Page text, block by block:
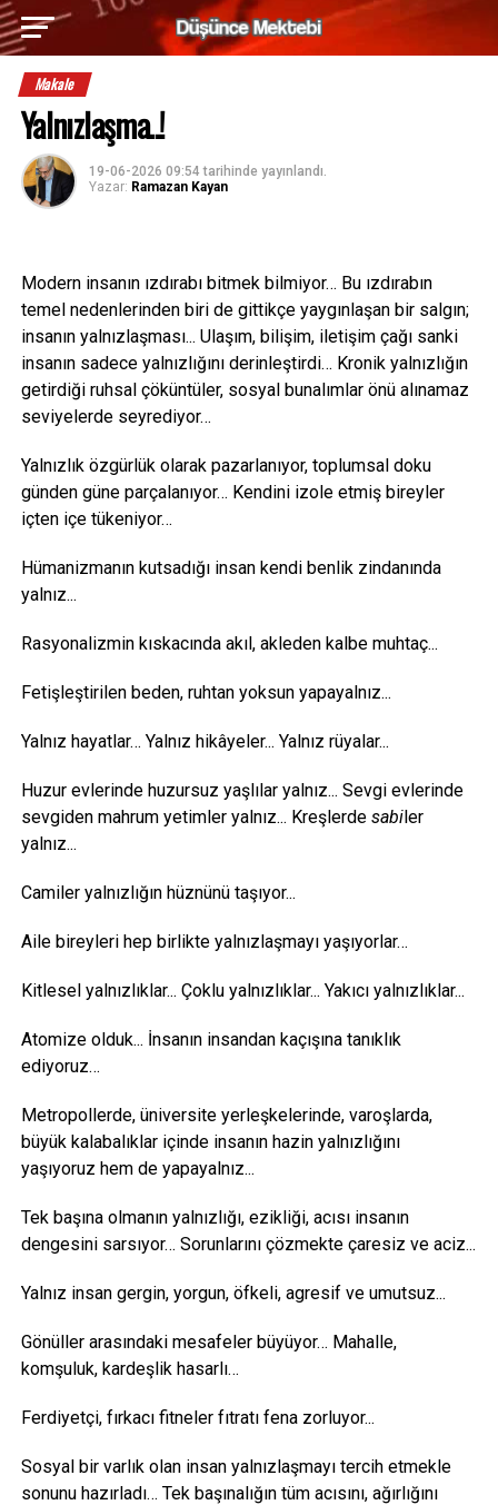
Makale
Yalnızlaşma..!
19-06-2026 09:54 tarihinde yayınlandı.
Yazar: Ramazan Kayan
Modern insanın ızdırabı bitmek bilmiyor… Bu ızdırabın
temel nedenlerinden biri de gittikçe yaygınlaşan bir salgın;
insanın yalnızlaşması... Ulaşım, bilişim, iletişim çağı sanki
insanın sadece yalnızlığını derinleştirdi… Kronik yalnızlığın
getirdiği ruhsal çöküntüler, sosyal bunalımlar önü alınamaz
seviyelerde seyrediyor…
Yalnızlık özgürlük olarak pazarlanıyor, toplumsal doku
günden güne parçalanıyor… Kendini izole etmiş bireyler
içten içe tükeniyor…
Hümanizmanın kutsadığı insan kendi benlik zindanında
yalnız...
Rasyonalizmin kıskacında akıl, akleden kalbe muhtaç...
Fetişleştirilen beden, ruhtan yoksun yapayalnız...
Yalnız hayatlar… Yalnız hikâyeler... Yalnız rüyalar...
Huzur evlerinde huzursuz yaşlılar yalnız... Sevgi evlerinde
sevgiden mahrum yetimler yalnız... Kreşlerde sabiler
yalnız...
Camiler yalnızlığın hüznünü taşıyor...
Aile bireyleri hep birlikte yalnızlaşmayı yaşıyorlar…
Kitlesel yalnızlıklar... Çoklu yalnızlıklar... Yakıcı yalnızlıklar...
Atomize olduk... İnsanın insandan kaçışına tanıklık
ediyoruz…
Metropollerde, üniversite yerleşkelerinde, varoşlarda,
büyük kalabalıklar içinde insanın hazin yalnızlığını
yaşıyoruz hem de yapayalnız...
Tek başına olmanın yalnızlığı, ezikliği, acısı insanın
dengesini sarsıyor… Sorunlarını çözmekte çaresiz ve aciz...
Yalnız insan gergin, yorgun, öfkeli, agresif ve umutsuz...
Gönüller arasındaki mesafeler büyüyor… Mahalle,
komşuluk, kardeşlik hasarlı…
Ferdiyetçi, fırkacı fitneler fıtratı fena zorluyor...
Sosyal bir varlık olan insan yalnızlaşmayı tercih etmekle
sonunu hazırladı… Tek başınalığın tüm acısını, ağırlığını